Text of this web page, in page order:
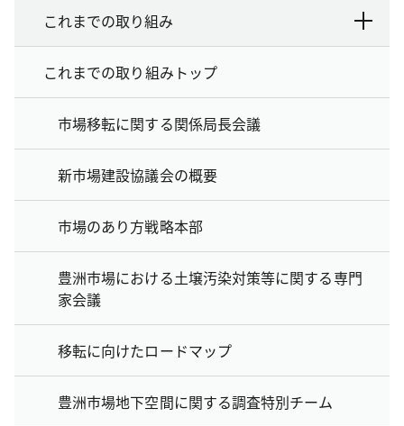
これまでの取り組み
これまでの取り組みトップ
市場移転に関する関係局長会議
新市場建設協議会の概要
市場のあり方戦略本部
豊洲市場における土壌汚染対策等に関する専門
家会議
移転に向けたロードマップ
豊洲市場地下空間に関する調査特別チーム